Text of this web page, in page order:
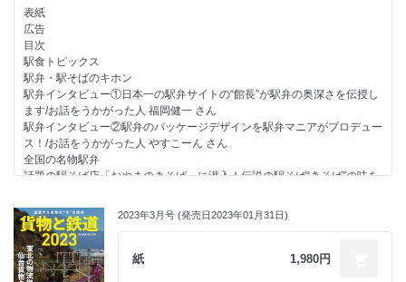
鉄道カメラマンに聞いた！ オススメの駅弁ガイド
国鉄時代の北海道 廃止路線アーカイブス
北海道の廃線路線図
松前線・瀬棚線
胆振線
岩内線・歌志内線・深名線
羽幌線
名寄線
天北線・興浜北線・士幌線・広尾線
池北線・白糠線・標津線
湧網線
■ほのぼの鉄道マンガ／『スキップ！～やまびこ駅だより～』／『ちゃ
ぺ！ 津軽鉄道 四季ものがたり』
■社会派鉄道マンガ／『テツぼん』
■ドキュメンタリー鉄道マンガ／『さんてつ 日本鉄道旅行地図帳 三陸鉄
道 大震災の記録』
『原爆に遭った少女の話』
『あの日、ヒロシマで』
■乗り鉄＆駅弁マンガ／『おんな鉄道ひとり旅』
『鉄のほそ道』／『名物！たびてつ友の会』
『チャレンジくん』
Revolver』／『異世界駅舎の喫茶店』
■鉄道員の鉄道マンガ／『銀彩の川 TONAGI RAILWAY STORY』
『Metro-ex』／『鉄の警察』
『しゅっぱつ、進吾!!』
『トレイン☆トレイン』／『迷い家ステーション』
表紙
広告
目次
駅食トピックス
駅弁・駅そばのキホン
駅弁インタビュー①日本一の駅弁サイトの“館長”が駅弁の奥深さを伝授し
ます/お話をうかがった人 福岡健一 さん
駅弁インタビュー②駅弁のパッケージデザインを駅弁マニアがプロデュー
ス！/お話をうかがった人 やすこーん さん
全国の名物駅弁
話題の駅そば店「おやまのきそば」に潜入！伝説の駅そば“きそば”の味を
「おやまのきそば」 二人の仕掛人に聞く
鉄道旅で味わいたい 全国のオススメ駅そば
駅そばの最前線 “脱ＪＲ系・脱鉄道系”で駅そばは地元密着路線へ
鉄道でめぐりたい さぬきうどん巡礼
懐かしのミルクスタンドを求めて 秋葉原の通勤・通学を支えるオアシス
2023年3月号 (発売日2023年01月31日)
紙 1,980円